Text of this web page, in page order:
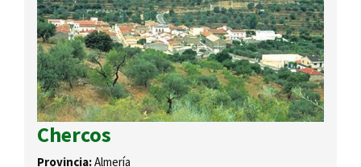
Chercos
Provincia:Almería